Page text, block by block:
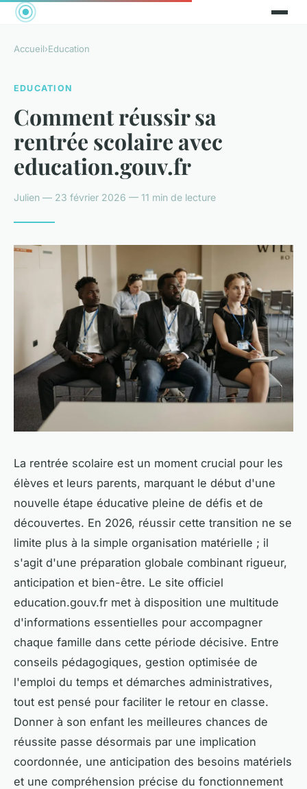
Accueil›Education
EDUCATION
Comment réussir sa
rentrée scolaire avec
education.gouv.fr
Julien — 23 février 2026 — 11 min de lecture
La rentrée scolaire est un moment crucial pour les
élèves et leurs parents, marquant le début d'une
nouvelle étape éducative pleine de défis et de
découvertes. En 2026, réussir cette transition ne se
limite plus à la simple organisation matérielle ; il
s'agit d'une préparation globale combinant rigueur,
anticipation et bien-être. Le site officiel
education.gouv.fr met à disposition une multitude
d'informations essentielles pour accompagner
chaque famille dans cette période décisive. Entre
conseils pédagogiques, gestion optimisée de
l'emploi du temps et démarches administratives,
tout est pensé pour faciliter le retour en classe.
Donner à son enfant les meilleures chances de
réussite passe désormais par une implication
coordonnée, une anticipation des besoins matériels
et une compréhension précise du fonctionnement